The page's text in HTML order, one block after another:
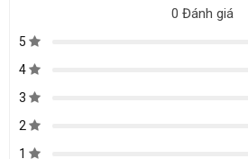
0 Đánh giá
5
4
3
2
1